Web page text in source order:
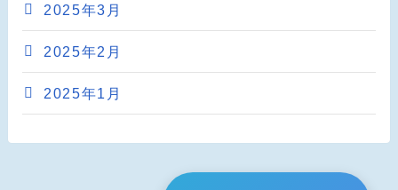
2025年3月
2025年2月
2025年1月